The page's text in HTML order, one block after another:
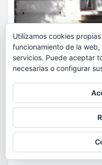
ACTUALIDAD
Hasta el 4 de
optar a la
cafetería del
Anabel
torrent al dia
Utilizamos cookies
funcionamiento de la
servicios. Puede aceptar
necesarias o configurar
Para obtener más